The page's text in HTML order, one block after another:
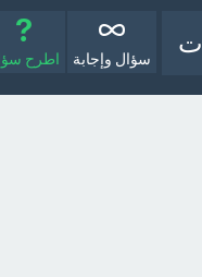
سؤال وإجابة اطرح